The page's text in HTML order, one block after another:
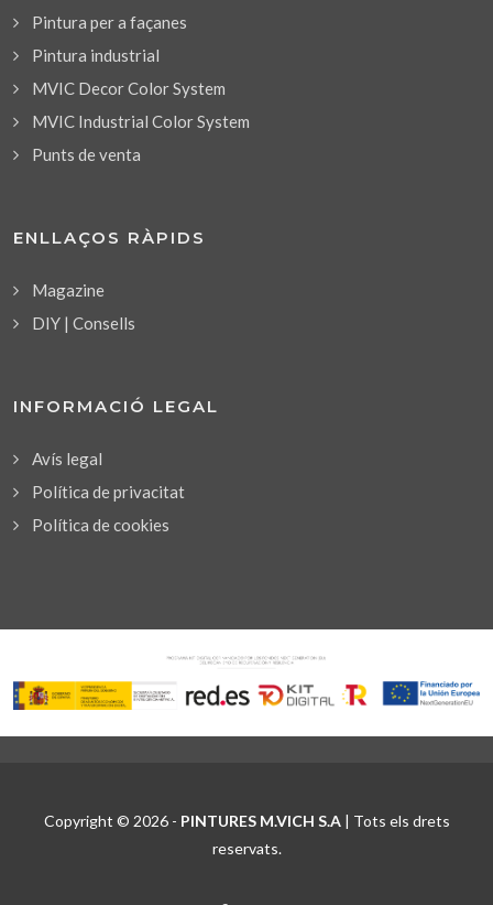
Pintura per a façanes
Pintura industrial
MVIC Decor Color System
MVIC Industrial Color System
Punts de venta
ENLLAÇOS RÀPIDS
Magazine
DIY | Consells
INFORMACIÓ LEGAL
Avís legal
Política de privacitat
Política de cookies
Copyright © 2026 - PINTURES M.VICH S.A| Tots els drets
reservats.